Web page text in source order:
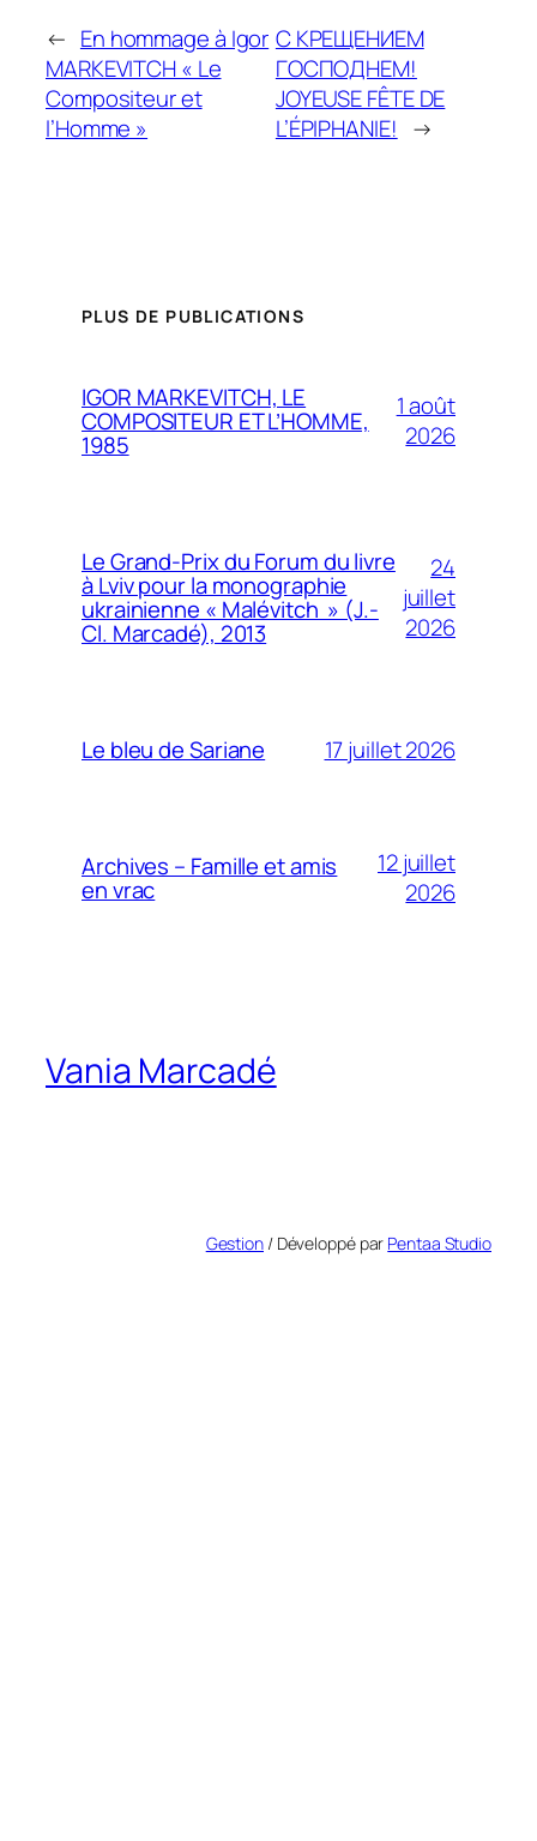
← En hommage à Igor
MARKEVITCH « Le
Compositeur et
l’Homme »
С КРЕЩЕНИЕМ
ГОСПОДНЕМ!
JOYEUSE FÊTE DE
L’ÉPIPHANIE! →
PLUS DE PUBLICATIONS
IGOR MARKEVITCH, LE
COMPOSITEUR ET L’HOMME,
1985
1 août
2026
Le Grand-Prix du Forum du livre
à Lviv pour la monographie
ukrainienne « Malévitch » (J.-
Cl. Marcadé), 2013
24
juillet
2026
Le bleu de Sariane 17 juillet 2026
Archives – Famille et amis
en vrac
12 juillet
2026
Vania Marcadé
Gestion/ Développé par Pentaa Studio